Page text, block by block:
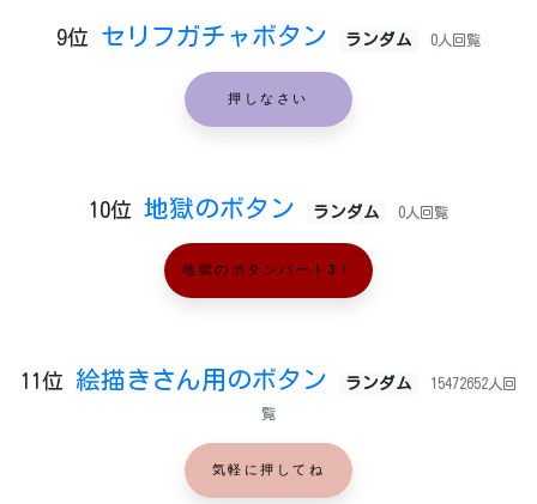
9位 セリフガチャボタン ランダム 0人回覧
押しなさい
10位 地獄のボタン ランダム 0人回覧
地獄のボタンパート3！
11位 絵描きさん用のボタン ランダム 15472652人回
覧
気軽に押してね